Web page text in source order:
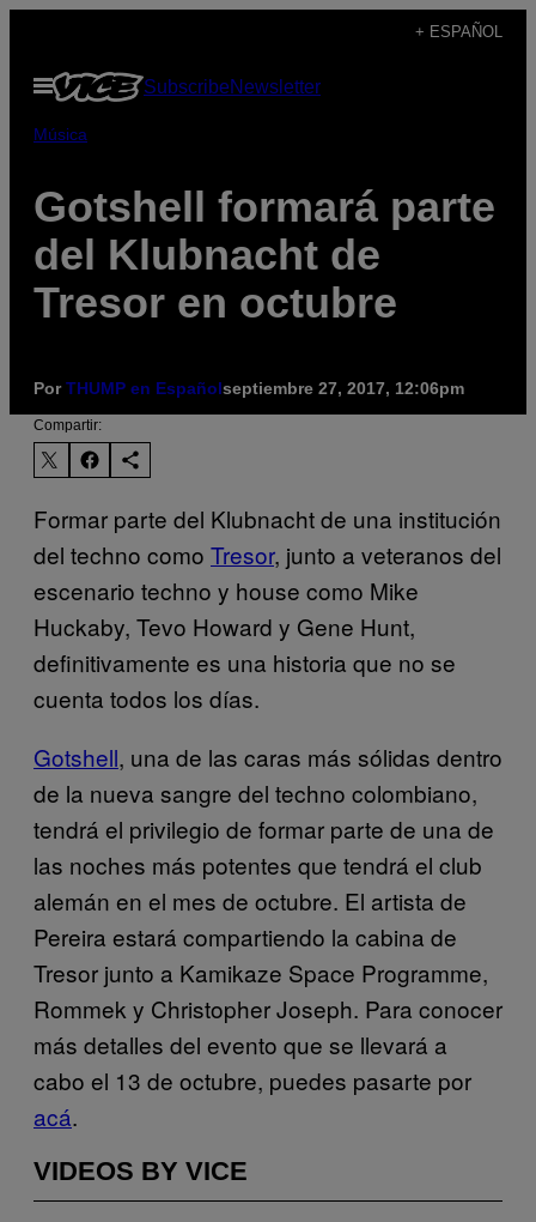
contenido
+ ESPAÑOL
Abrir
Menú
SubscribeNewsletter
Música
Gotshell formará parte
del Klubnacht de
Tresor en octubre
PorTHUMP en Españolseptiembre 27, 2017, 12:06pm
Compartir:
Formar parte del Klubnacht de una institución
del techno como Tresor, junto a veteranos del
escenario techno y house como Mike
Huckaby, Tevo Howard y Gene Hunt,
definitivamente es una historia que no se
cuenta todos los días.
Gotshell, una de las caras más sólidas dentro
de la nueva sangre del techno colombiano,
tendrá el privilegio de formar parte de una de
las noches más potentes que tendrá el club
alemán en el mes de octubre. El artista de
Pereira estará compartiendo la cabina de
Tresor junto a Kamikaze Space Programme,
Rommek y Christopher Joseph. Para conocer
más detalles del evento que se llevará a
cabo el 13 de octubre, puedes pasarte por
acá.
VIDEOS BY VICE